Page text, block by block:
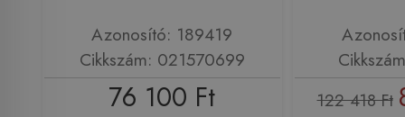
Azonosító: 189419
Cikkszám: 021570699
76 100 Ft 122 418 Ft